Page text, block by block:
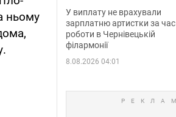
ньому
отримувала співачка
У виплату не врахували
зарплатню артистки за час
роботи в Чернівецькій
філармонії
8.08.2026 04:01